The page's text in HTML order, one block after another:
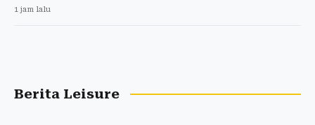
1 jam lalu
Berita Leisure